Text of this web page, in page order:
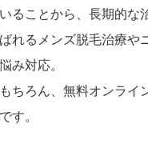
ることから、長期的な
れるメンズ脱毛治療や
み対応。
ちろん、無料オンラ
す。